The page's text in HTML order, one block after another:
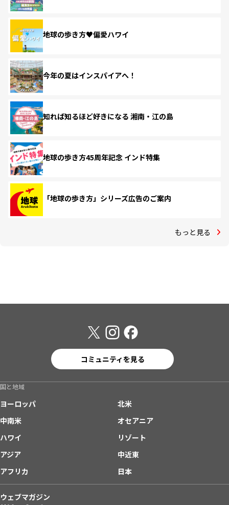
地球の歩き方♥偏愛ハワイ
今年の夏はインスパイアへ！
知れば知るほど好きになる 湘南・江の島
地球の歩き方45周年記念 インド特集
「地球の歩き方」シリーズ広告のご案内
もっと見る
コミュニティを見る
国と地域
ヨーロッパ
北米
中南米
オセアニア
ハワイ
リゾート
アジア
中近東
アフリカ
日本
ウェブマガジン